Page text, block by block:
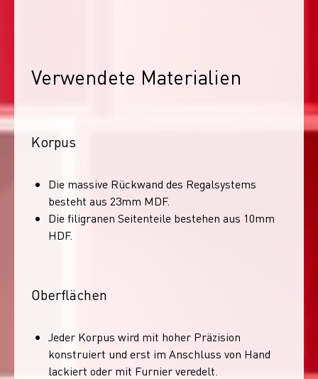
Verwendete Materialien
Korpus
Die massive Rückwand des Regalsystems
besteht aus 23mm MDF.
Die filigranen Seitenteile bestehen aus 10mm
HDF.
Oberflächen
Jeder Korpus wird mit hoher Präzision
konstruiert und erst im Anschluss von Hand
lackiert oder mit Furnier veredelt.